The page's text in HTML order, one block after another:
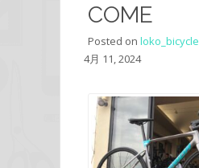
COME
Posted on loko_bicycle
4月 11, 2024